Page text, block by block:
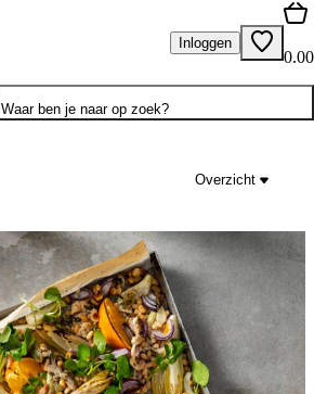
Inloggen
0.00
Waar ben je naar op zoek?
Overzicht